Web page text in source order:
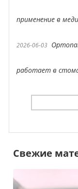
применение в
2026-06-03
работает в
Свежие